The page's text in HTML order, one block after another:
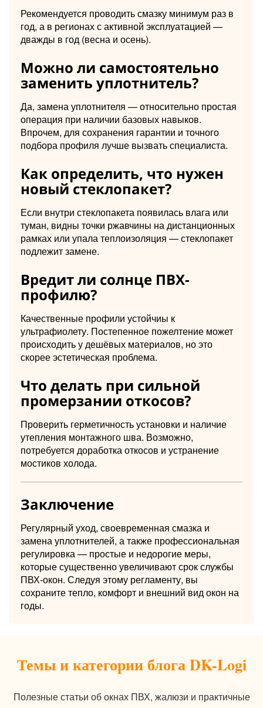
Рекомендуется проводить смазку минимум раз в
год, а в регионах с активной эксплуатацией —
дважды в год (весна и осень).
Можно ли самостоятельно
заменить уплотнитель?
Да, замена уплотнителя — относительно простая
операция при наличии базовых навыков.
Впрочем, для сохранения гарантии и точного
подбора профиля лучше вызвать специалиста.
Как определить, что нужен
новый стеклопакет?
Если внутри стеклопакета появилась влага или
туман, видны точки ржавчины на дистанционных
рамках или упала теплоизоляция — стеклопакет
подлежит замене.
Вредит ли солнце ПВХ-
профилю?
Качественные профили устойчиы к
ультрафиолету. Постепенное пожелтение может
происходить у дешёвых материалов, но это
скорее эстетическая проблема.
Что делать при сильной
промерзании откосов?
Проверить герметичность установки и наличие
утепления монтажного шва. Возможно,
потребуется доработка откосов и устранение
мостиков холода.
Заключение
Регулярный уход, своевременная смазка и
замена уплотнителей, а также профессиональная
регулировка — простые и недорогие меры,
которые существенно увеличивают срок службы
ПВХ-окон. Следуя этому регламенту, вы
сохраните тепло, комфорт и внешний вид окон на
годы.
Темы и категории блога DK-Logi
Полезные статьи об окнах ПВХ, жалюзи и практичные